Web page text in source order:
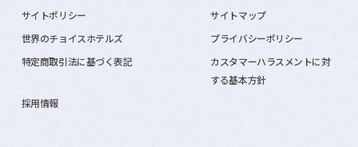
サイトポリシー
サイトマップ
世界のチョイスホテルズ
プライバシーポリシー
特定商取引法に基づく表記
カスタマーハラスメントに対
する基本方針
採用情報